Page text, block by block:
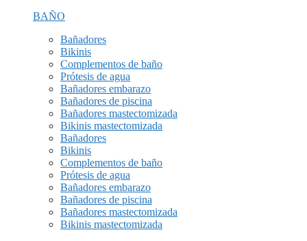
BAÑO
Bañadores
Bikinis
Complementos de baño
Prótesis de agua
Bañadores embarazo
Bañadores de piscina
Bañadores mastectomizada
Bikinis mastectomizada
Bañadores
Bikinis
Complementos de baño
Prótesis de agua
Bañadores embarazo
Bañadores de piscina
Bañadores mastectomizada
Bikinis mastectomizada